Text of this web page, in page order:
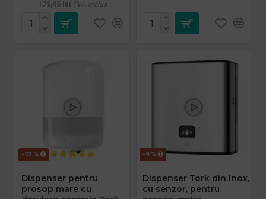
175,45 lei TVA inclus
-22 %
Dispenser pentru
prosop mare cu
-9 %
Dispenser Tork din inox,
cu senzor, pentru